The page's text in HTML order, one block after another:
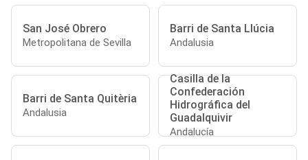
San José Obrero
Metropolitana de Sevilla
Barri de Santa Llúcia
Andalusia
Barri de Santa Quitèria
Andalusia
Casilla de la
Confederación
Hidrográfica del
Guadalquivir
Andalucía